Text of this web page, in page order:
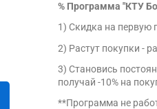
% Программа "КТУ
1) Скидка на первую
2) Растут покупки -
3) Становись
получай -10% на
**Программа не